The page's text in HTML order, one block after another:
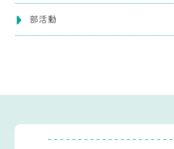
部活動